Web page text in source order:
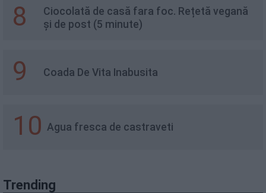
8
Ciocolată de casă fara foc. Rețetă vegană
și de post (5 minute)
9 Coada De Vita Inabusita
10 Agua fresca de castraveti
Trending